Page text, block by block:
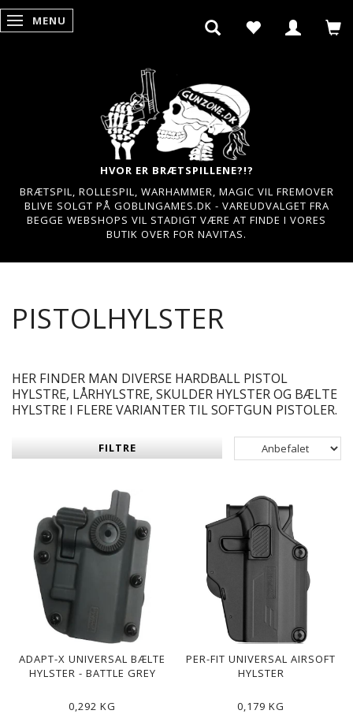
SKIFTE NAVIGATION
MENU
HVOR ER BRÆTSPILLENE?!?
BRÆTSPIL, ROLLESPIL, WARHAMMER, MAGIC VIL FREMOVER
BLIVE SOLGT PÅ GOBLINGAMES.DK - VAREUDVALGET FRA
BEGGE WEBSHOPS VIL STADIGT VÆRE AT FINDE I VORES
BUTIK OVER FOR NAVITAS.
PISTOLHYLSTER
HER FINDER MAN DIVERSE HARDBALL PISTOL
HYLSTRE, LÅRHYLSTRE, SKULDER HYLSTER OG BÆLTE
HYLSTRE I FLERE VARIANTER TIL SOFTGUN PISTOLER.
FILTRE
ADAPT-X UNIVERSAL BÆLTE
HYLSTER - BATTLE GREY
0,292 KG
PER-FIT UNIVERSAL AIRSOFT
HYLSTER
0,179 KG